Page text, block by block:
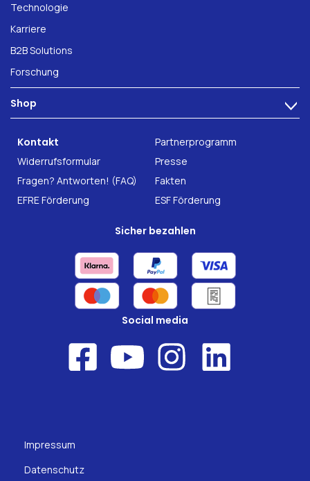
Technologie
Karriere
B2B Solutions
Forschung
Shop >
INTEST.pro
Nahrungsergänzung
Kontakt
Partnerprogramm
Widerrufsformular
Presse
Fragen? Antworten! (FAQ)
Fakten
EFRE Förderung
ESF Förderung
Sicher bezahlen
Social media
Impressum
Datenschutz